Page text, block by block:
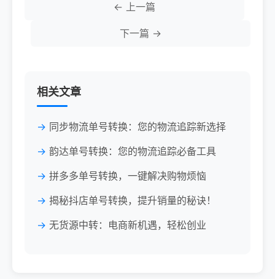
← 上一篇
下一篇 →
相关文章
同步物流单号转换：您的物流追踪新选择
韵达单号转换：您的物流追踪必备工具
拼多多单号转换，一键解决购物烦恼
揭秘抖店单号转换，提升销量的秘诀！
无货源中转：电商新机遇，轻松创业